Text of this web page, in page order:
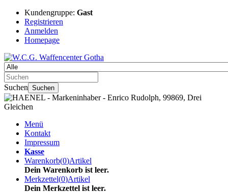
Kundengruppe: Gast
Registrieren
Anmelden
Homepage
Suchen Suchen
Menü
Kontakt
Impressum
Kasse
Warenkorb(0)Artikel
Dein Warenkorb ist leer.
Merkzettel(0)Artikel
Dein Merkzettel ist leer.